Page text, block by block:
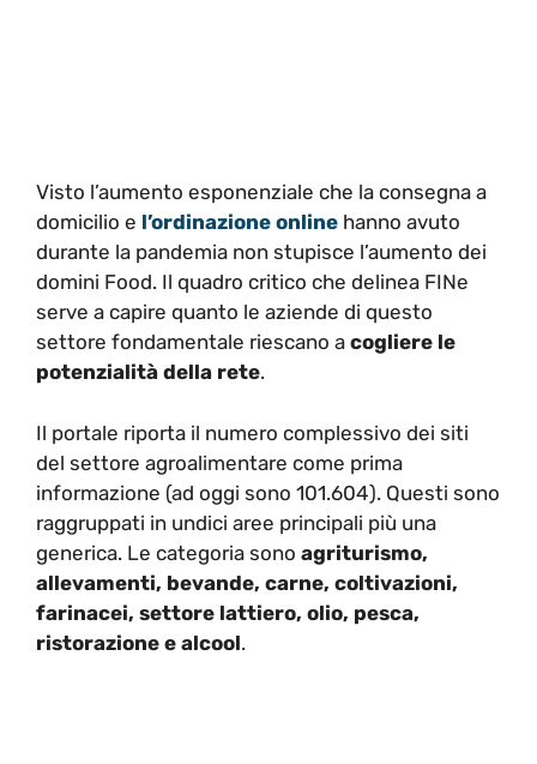
Visto l’aumento esponenziale che la consegna a
domicilio e l’ordinazione online hanno avuto
durante la pandemia non stupisce l’aumento dei
domini Food. Il quadro critico che delinea FINe
serve a capire quanto le aziende di questo
settore fondamentale riescano a cogliere le
potenzialità della rete.
Il portale riporta il numero complessivo dei siti
del settore agroalimentare come prima
informazione (ad oggi sono 101.604). Questi sono
raggruppati in undici aree principali più una
generica. Le categoria sono agriturismo,
allevamenti, bevande, carne, coltivazioni,
farinacei, settore lattiero, olio, pesca,
ristorazione e alcool.